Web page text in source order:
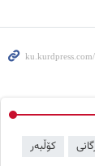
کۆڵبەر